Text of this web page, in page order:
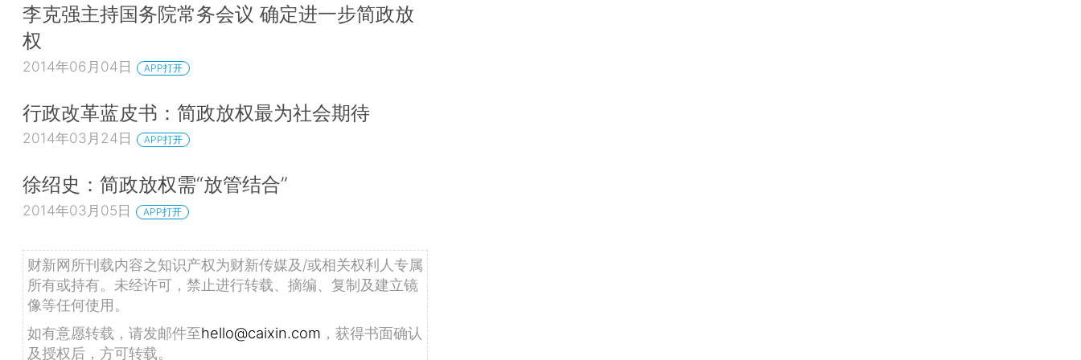
李克强主持国务院常务会议 确定进一步简政放
权
2014年06月04日 APP打开
行政改革蓝皮书：简政放权最为社会期待
2014年03月24日 APP打开
徐绍史：简政放权需“放管结合”
2014年03月05日 APP打开
财新网所刊载内容之知识产权为财新传媒及/或相关权利人专属
所有或持有。未经许可，禁止进行转载、摘编、复制及建立镜
像等任何使用。
如有意愿转载，请发邮件至hello@caixin.com ，获得书面确认
及授权后，方可转载。